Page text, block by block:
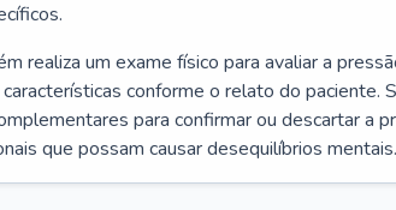
realiza um exame físico para avaliar a
conforme o relato do paciente.
para confirmar ou descartar a
que possam causar desequilíbrios mentais.